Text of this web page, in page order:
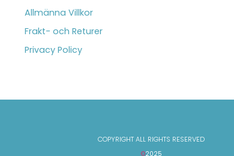
Allmänna Villkor
Frakt- och Returer
Privacy Policy
COPYRIGHT ALL RIGHTS RESERVED
©2025